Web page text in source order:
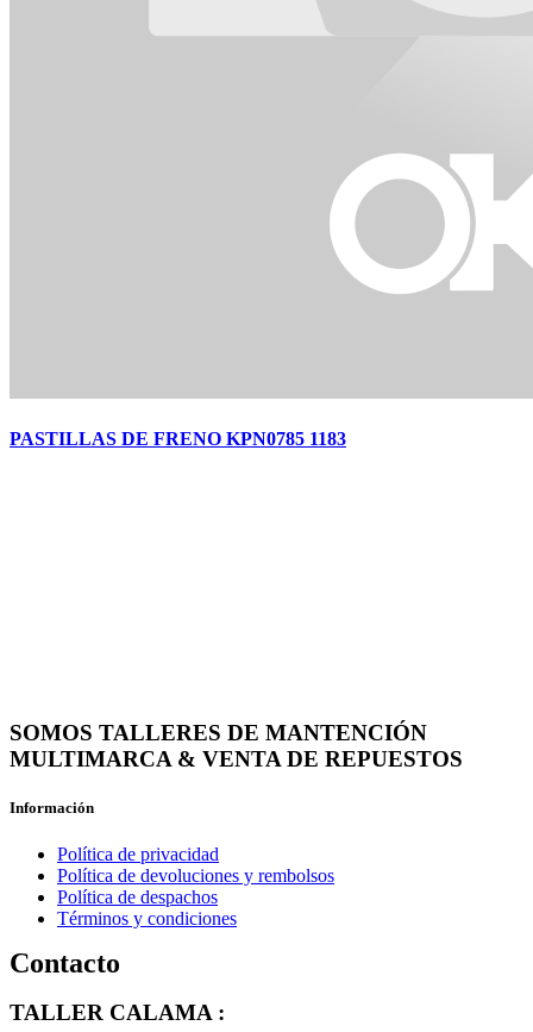
PASTILLAS DE FRENO KPN0785 1183
SOMOS TALLERES DE MANTENCIÓN
MULTIMARCA & VENTA DE REPUESTOS
Información
Política de privacidad
Política de devoluciones y rembolsos
Política de despachos
Términos y condiciones
Contacto
TALLER CALAMA :